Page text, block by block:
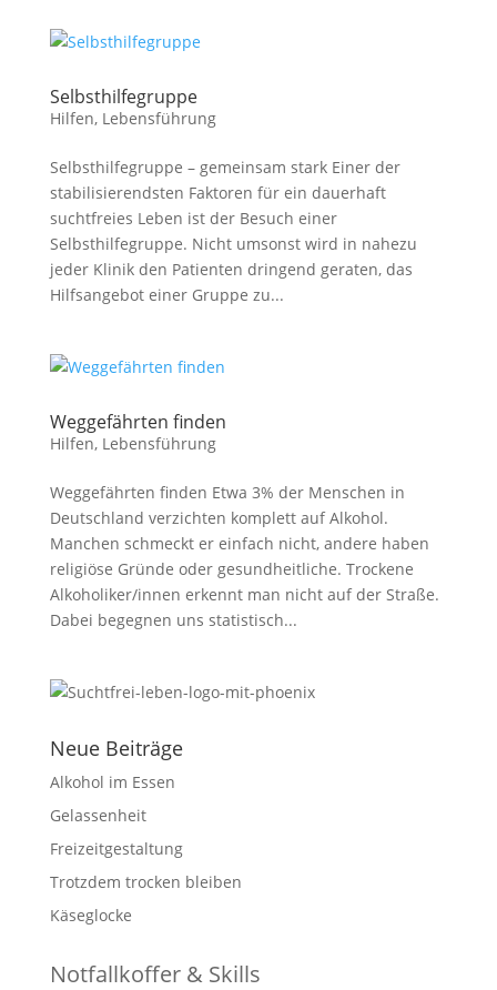
Selbsthilfegruppe
Hilfen, Lebensführung
Selbsthilfegruppe – gemeinsam stark Einer der
stabilisierendsten Faktoren für ein dauerhaft
suchtfreies Leben ist der Besuch einer
Selbsthilfegruppe. Nicht umsonst wird in nahezu
jeder Klinik den Patienten dringend geraten, das
Hilfsangebot einer Gruppe zu...
Weggefährten finden
Hilfen, Lebensführung
Weggefährten finden Etwa 3% der Menschen in
Deutschland verzichten komplett auf Alkohol.
Manchen schmeckt er einfach nicht, andere haben
religiöse Gründe oder gesundheitliche. Trockene
Alkoholiker/innen erkennt man nicht auf der Straße.
Dabei begegnen uns statistisch...
Neue Beiträge
Alkohol im Essen
Gelassenheit
Freizeitgestaltung
Trotzdem trocken bleiben
Käseglocke
Notfallkoffer & Skills